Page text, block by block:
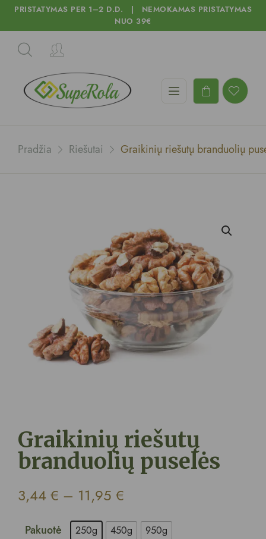
PRISTATYMAS PER 1–2 D.D. | NEMOKAMAS PRISTATYMAS
NUO 39€
Pradžia Riešutai Graikinių riešutų branduolių
Graikinių riešutų
branduolių puselės
3,44 € – 11,95 €
Pakuotė 250g 450g 950g